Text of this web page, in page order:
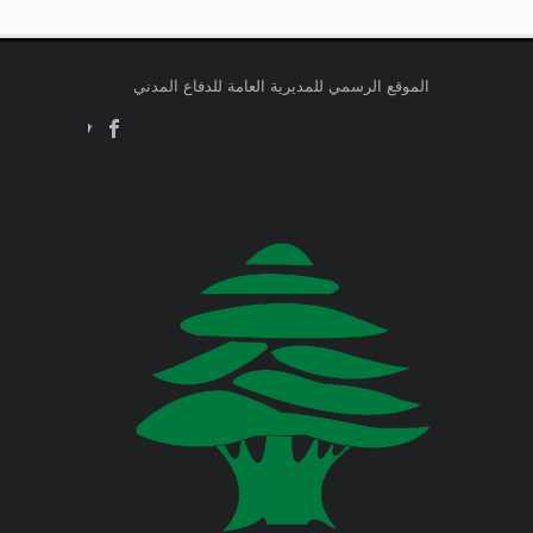
اللبناني البيان الآتي:
Jul 23, 2026
صدر عن دائرة الإعلام والعلاقات العامة
في المديرية العامة للدفاع المدني
اللبناني البيان الآتي:
Jul 22, 2026
صدر عن دائرة الإعلام والعلاقات العامة
في المديرية العامة للدفاع المدني
وزارة الطاقة والمياه
وزارة الخارجية والمغتربين
وزارة الصناعة
وزارة العدل
الموقع الرسمي للمديرية العامة للدفاع المدني